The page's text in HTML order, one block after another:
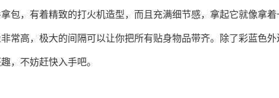
包，有着精致的打火机造型，而且充满细节感，拿起它就像拿
常高，极大的间隔可以让你把所有贴身物品带齐。除了彩蓝色外
，不妨赶快入手吧。